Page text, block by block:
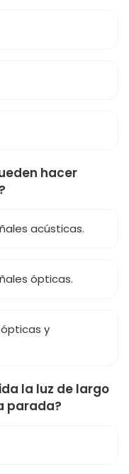
hacer
acústicas.
ópticas.
y
la luz de largo
parada?